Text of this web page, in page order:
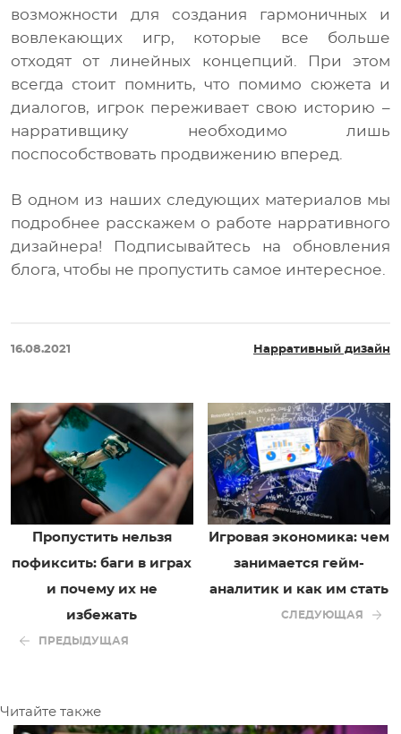
возможности для создания гармоничных и
вовлекающих игр, которые все больше
отходят от линейных концепций. При этом
всегда стоит помнить, что помимо сюжета и
диалогов, игрок переживает свою историю –
нарративщику необходимо лишь
поспособствовать продвижению вперед.
В одном из наших следующих материалов мы
подробнее расскажем о работе нарративного
дизайнера! Подписывайтесь на обновления
блога, чтобы не пропустить самое интересное.
16.08.2021 Нарративный дизайн
Пропустить нельзя
пофиксить: баги в играх
и почему их не
избежать
ПРЕДЫДУЩАЯ
Игровая экономика: чем
занимается гейм-
аналитик и как им стать
СЛЕДУЮЩАЯ
Читайте также